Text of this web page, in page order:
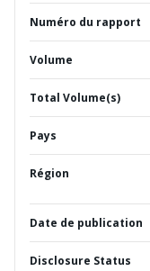
Numéro du rapport
Volume
Total Volume(s)
Pays
Région
Date de publication
Disclosure Status